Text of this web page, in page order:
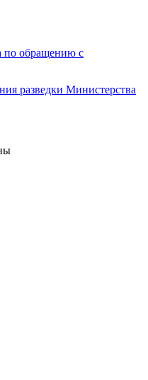
по обращению с
разведки Министерства